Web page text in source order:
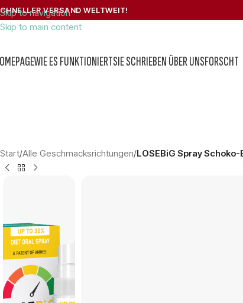
Skip to navigation
Skip to main content
VERSAND WELTWEIT!
WIE ES FUNKTIONIERTSIE SCHRIEBEN ÜBER UNSFORSCHT
Start/Alle Geschmacksrichtungen/LOSEBiG Spray